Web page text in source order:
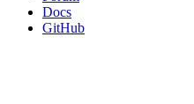
Docs
GitHub